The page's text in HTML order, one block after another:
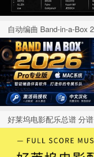
自动编曲 Band-in-a-Box
好莱坞电影配乐总谱 分